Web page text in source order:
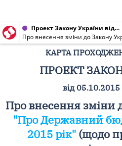
Проект Закону України від 05.10.2015 № 3226